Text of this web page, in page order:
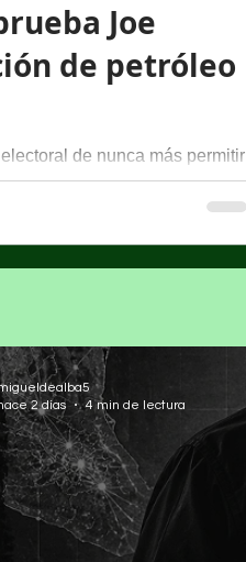
Joe
de petróleo
de nunca más permitir
el presidente de los
2 días
4 min de lectura